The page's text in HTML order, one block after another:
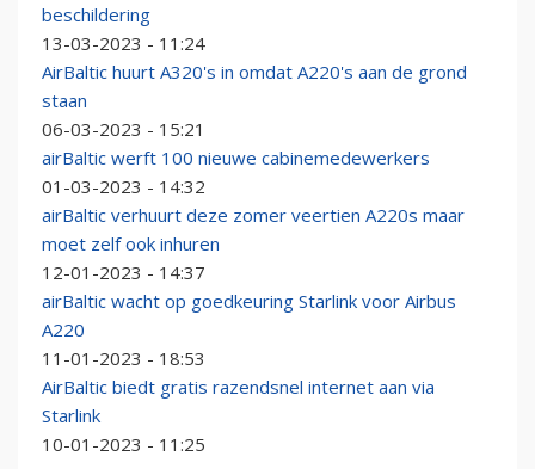
beschildering
13-03-2023 - 11:24
AirBaltic huurt A320's in omdat A220's aan de grond
staan
06-03-2023 - 15:21
airBaltic werft 100 nieuwe cabinemedewerkers
01-03-2023 - 14:32
airBaltic verhuurt deze zomer veertien A220s maar
moet zelf ook inhuren
12-01-2023 - 14:37
airBaltic wacht op goedkeuring Starlink voor Airbus
A220
11-01-2023 - 18:53
AirBaltic biedt gratis razendsnel internet aan via
Starlink
10-01-2023 - 11:25